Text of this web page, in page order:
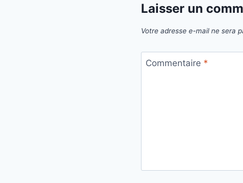
Laisser un
Votre adresse e-mail ne sera
Commentaire *